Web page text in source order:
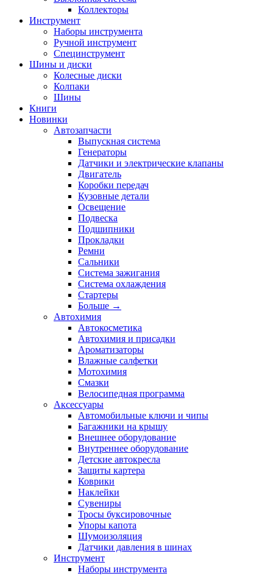
Коллекторы
Инструмент
Наборы инструмента
Ручной инструмент
Специнструмент
Шины и диски
Колесные диски
Колпаки
Шины
Книги
Новинки
Автозапчасти
Выпускная система
Генераторы
Датчики и электрические клапаны
Двигатель
Коробки передач
Кузовные детали
Освещение
Подвеска
Подшипники
Прокладки
Ремни
Сальники
Система зажигания
Система охлаждения
Стартеры
Больше →
Автохимия
Автокосметика
Автохимия и присадки
Ароматизаторы
Влажные салфетки
Мотохимия
Смазки
Велосипедная программа
Аксессуары
Автомобильные ключи и чипы
Багажники на крышу
Внешнее оборудование
Внутреннее оборудование
Детские автокресла
Защиты картера
Коврики
Наклейки
Сувениры
Тросы буксировочные
Упоры капота
Шумоизоляция
Датчики давления в шинах
Инструмент
Наборы инструмента